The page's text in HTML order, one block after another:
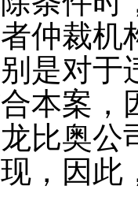
仲裁机
是对
本案
比奥
，因此